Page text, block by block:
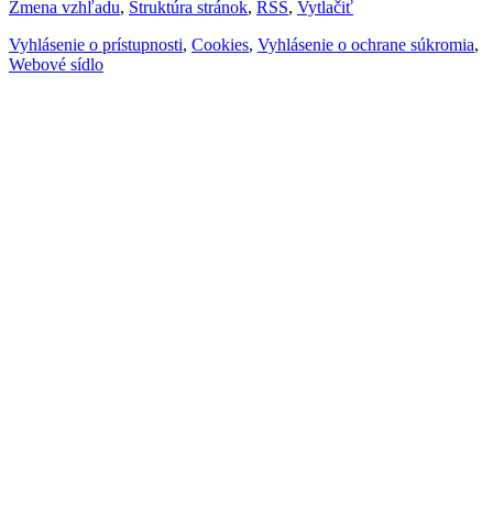
Zmena vzhľadu, Štruktúra stránok, RSS, Vytlačiť
Vyhlásenie o prístupnosti, Cookies, Vyhlásenie o ochrane súkromia,
Webové sídlo